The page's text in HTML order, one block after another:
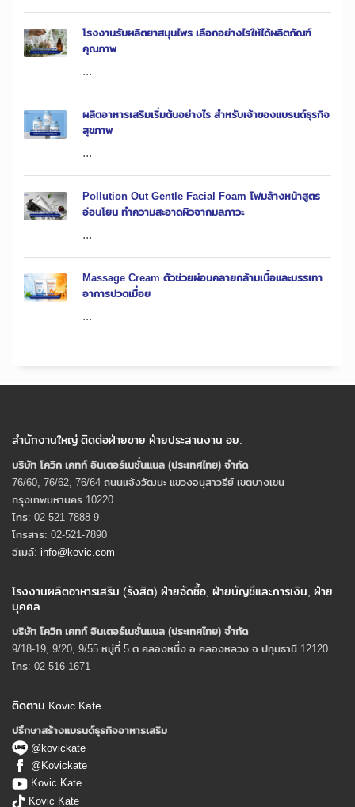
โรงงานรับผลิตยาสมุนไพร เลือกอย่างไรให้ได้ผลิตภัณฑ์
คุณภาพ
...
ผลิตอาหารเสริมเริ่มต้นอย่างไร สำหรับเจ้าของแบรนด์ธุรกิจ
สุขภาพ
...
Pollution Out Gentle Facial Foam โฟมล้างหน้าสูตร
อ่อนโยน ทำความสะอาดผิวจากมลภาวะ
...
Massage Cream ตัวช่วยผ่อนคลายกล้ามเนื้อและบรรเทา
อาการปวดเมื่อย
...
สำนักงานใหญ่ ติดต่อฝ่ายขาย ฝ่ายประสานงาน อย.
บริษัท โควิก เคทท์ อินเตอร์เนชั่นแนล (ประเทศไทย) จํากัด
76/60, 76/62, 76/64 ถนนแจ้งวัฒนะ แขวงอนุสาวรีย์ เขตบางเขน
กรุงเทพมหานคร 10220
โทร: 02-521-7888-9
โทรสาร: 02-521-7890
อีเมล์: info@kovic.com
โรงงานผลิตอาหารเสริม (รังสิต) ฝ่ายจัดซื้อ, ฝ่ายบัญชีและการเงิน, ฝ่าย
บุคคล
บริษัท โควิก เคทท์ อินเตอร์เนชั่นแนล (ประเทศไทย) จํากัด
9/18-19, 9/20, 9/55 หมู่ที่ 5 ต.คลองหนึ่ง อ.คลองหลวง จ.ปทุมธานี 12120
โทร: 02-516-1671
ติดตาม Kovic Kate
ปรึกษาสร้างแบรนด์ธุรกิจอาหารเสริม
@kovickate
@Kovickate
Kovic Kate
Kovic Kate